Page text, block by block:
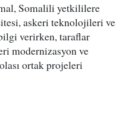
Somalili yetkililere
askeri teknolojileri ve
verirken, taraflar
modernizasyon ve
ortak projeleri